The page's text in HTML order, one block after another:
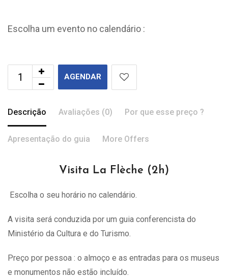
Escolha um evento no calendário :
AGENDAR
Descrição Avaliações (0) Por que esse preço ?
Apresentação do guia More Offers
Visita La Flèche (2h)
Escolha o seu horário no calendário.
A visita será conduzida por um guia conferencista do
Ministério da Cultura e do Turismo.
Preço por pessoa : o almoço e as entradas para os museus
e monumentos não estão incluído.